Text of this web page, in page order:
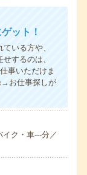
ット！
いる方や、
するのは、
事いただけま
→お仕事探しが
ク・車---分／